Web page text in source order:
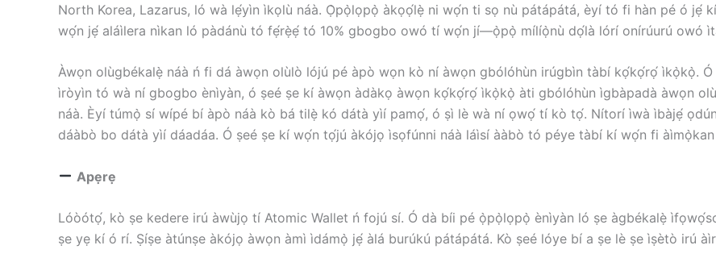
North Korea, Lazarus, ló wà lẹ́yìn ìkọlù náà. Ọ̀pọ̀lọpọ̀ àkọọ́lẹ̀ ni wọ́n ti sọ nù pátápátá, èyí tó fi hàn pé ó jẹ́
wọ́n jẹ́ aláìlera nìkan ló pàdánù tó fẹ́rẹ̀ẹ́ tó 10% gbogbo owó tí wọ́n jí—ọ̀pọ̀ mílíọ̀nù dọ́là lórí onírúurú owó
Àwọn olùgbékalẹ̀ náà ń fi dá àwọn olùlò lójú pé àpò wọn kò ní àwọn gbólóhùn irúgbìn tàbí kọ́kọ́rọ́ ìkọ̀kọ̀.
ìròyìn tó wà ní gbogbo ènìyàn, ó ṣeé ṣe kí àwọn àdàkọ àwọn kọ́kọ́rọ́ ìkọ̀kọ̀ àti gbólóhùn ìgbàpadà àwọn
náà. Èyí túmọ̀ sí wípé bí àpò náà kò bá tilẹ̀ kó dátà yìí pamọ́, ó ṣì lè wà ní ọwọ́ tí kò tọ́. Nítorí ìwà ìbàjẹ́
dáàbò bo dátà yìí dáadáa. Ó ṣeé ṣe kí wọ́n tọ́jú àkójọ ìsọfúnni náà láìsí ààbò tó péye tàbí kí wọ́n fi àìmọ̀kan
Apẹrẹ
Lóòótọ́, kò ṣe kedere irú àwùjọ tí Atomic Wallet ń fojú sí. Ó dà bíi pé ọ̀pọ̀lọpọ̀ ènìyàn ló ṣe àgbékalẹ̀
ṣe yẹ kí ó rí. Ṣíṣe àtúnṣe àkójọ àwọn àmì ìdámọ̀ jẹ́ àlá burúkú pátápátá. Kò ṣeé lóye bí a ṣe lè ṣe ìṣètò irú